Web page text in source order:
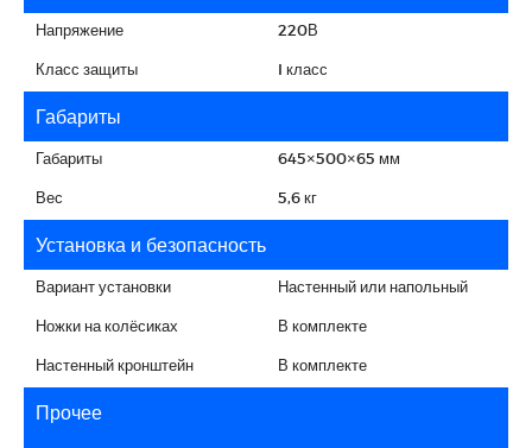
Напряжение 220В
Класс защиты I класс
Габариты
Габариты 645×500×65 мм
Вес 5,6 кг
Установка и безопасность
Вариант установки Настенный или напольный
Ножки на колёсиках В комплекте
Настенный кронштейн В комплекте
Прочее